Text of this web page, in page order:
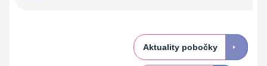
Aktuality pobočky